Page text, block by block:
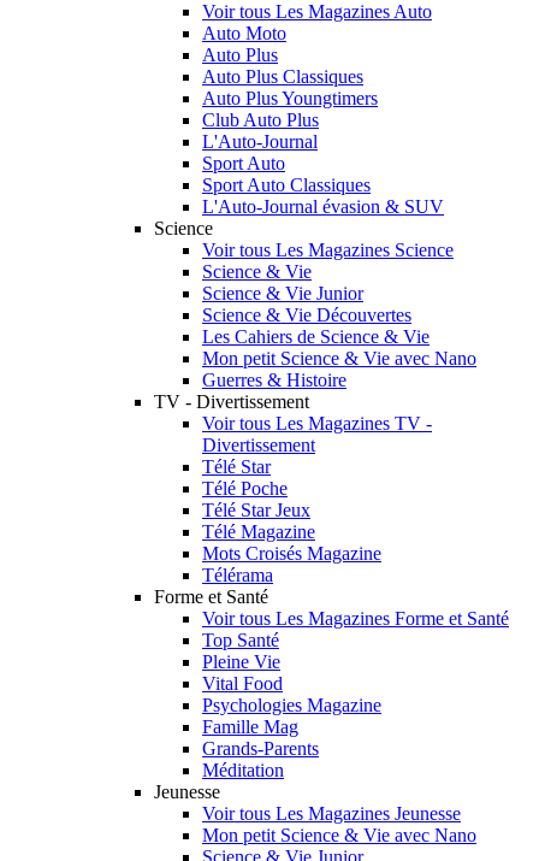
Voir tous Les Magazines Auto
Auto Moto
Auto Plus
Auto Plus Classiques
Auto Plus Youngtimers
Club Auto Plus
L'Auto-Journal
Sport Auto
Sport Auto Classiques
L'Auto-Journal évasion & SUV
Science
Voir tous Les Magazines Science
Science & Vie
Science & Vie Junior
Science & Vie Découvertes
Les Cahiers de Science & Vie
Mon petit Science & Vie avec Nano
Guerres & Histoire
TV - Divertissement
Voir tous Les Magazines TV -
Divertissement
Télé Star
Télé Poche
Télé Star Jeux
Télé Magazine
Mots Croisés Magazine
Télérama
Forme et Santé
Voir tous Les Magazines Forme et Santé
Top Santé
Pleine Vie
Vital Food
Psychologies Magazine
Famille Mag
Grands-Parents
Méditation
Jeunesse
Voir tous Les Magazines Jeunesse
Mon petit Science & Vie avec Nano
Science & Vie Junior